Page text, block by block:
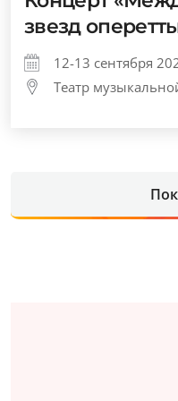
звезд
12-13 сентября
Театр